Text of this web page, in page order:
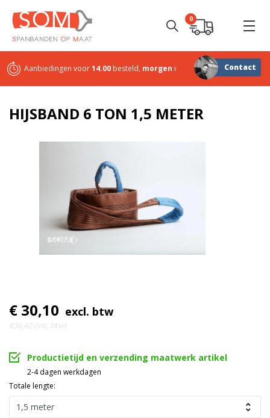
0
Aanbiedingen voor14.00 besteld, morgen in huisSterk in maatwerk
Contact
HIJSBAND 6 TON 1,5 METER
€ 30,10 excl. btw
€36,42 (inc. btw)
Productietijd en verzending maatwerk artikel
2-4 dagen werkdagen
Totale lengte: